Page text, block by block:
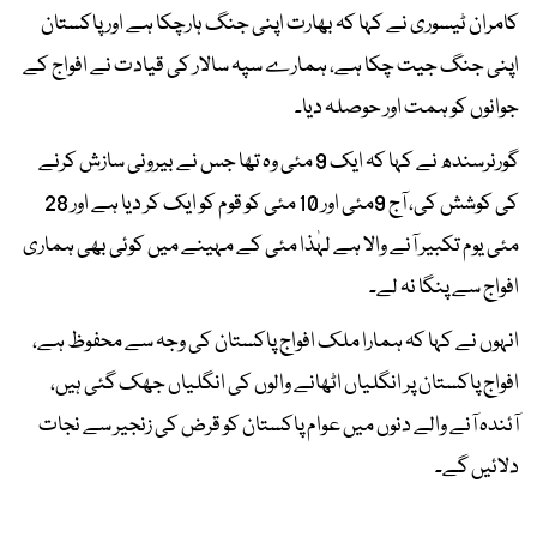
کامران ٹیسوری نے کہا کہ بھارت اپنی جنگ ہارچکا ہے اور پاکستان
اپنی جنگ جیت چکا ہے، ہمارے سپہ سالار کی قیادت نے افواج کے
جوانوں کو ہمت اور حوصلہ دیا۔
گورنرسندھ نے کہا کہ ایک 9 مئی وہ تھا جس نے بیرونی سازش کرنے
کی کوشش کی، آج 9مئی اور 10 مئی کو قوم کو ایک کر دیا ہے اور 28
مئی یوم تکبیر آنے والا ہے لہٰذا مئی کے مہینے میں کوئی بھی ہماری
افواج سے پنگا نہ لے۔
انہوں نے کہا کہ ہمارا ملک افواج پاکستان کی وجہ سے محفوظ ہے،
افواج پاکستان پر انگلیاں اٹھانے والوں کی انگلیاں جھک گئی ہیں،
آئندہ آنے والے دنوں میں عوام پاکستان کو قرض کی زنجیر سے نجات
دلائیں گے۔